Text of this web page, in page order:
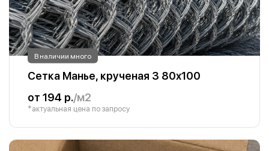
В наличии много
Сетка Манье, крученая 3 80х100
от 194 р./м2
*актуальная цена по запросу